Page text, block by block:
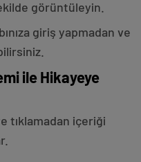
görüntüleyin.
giriş yapmadan ve
ile Hikayeye
tıklamadan içeriği